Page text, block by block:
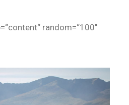
random=“100″